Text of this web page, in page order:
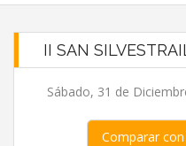
II SAN
Sábado, 31 de
Comparar